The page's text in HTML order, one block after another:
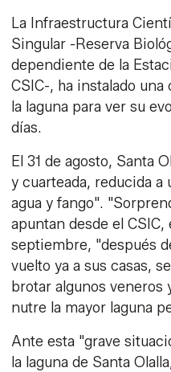
La Infraestructura
Singular -Reserva
dependiente de la
CSIC-, ha instalado
la laguna para ver su
días.
El 31 de agosto, Santa
y cuarteada, reducida
agua y fango".
apuntan desde el CSIC,
septiembre, "después
vuelto ya a sus casas,
brotar algunos veneros
nutre la mayor laguna
Ante esta "grave
la laguna de Santa